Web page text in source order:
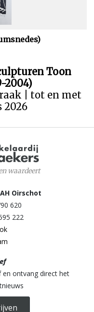
Toon
2004)
| tot en met
2026
waardeert
Oirschot
620
222
en ontvang direct het